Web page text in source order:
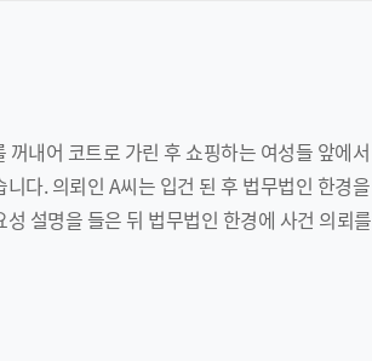
내어 코트로 가린 후 쇼핑하는 여성들 앞에
다. 의뢰인 A씨는 입건 된 후 법무법인 한경
설명을 들은 뒤 법무법인 한경에 사건 의뢰